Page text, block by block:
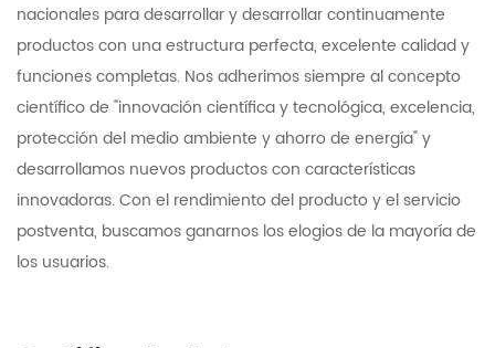
nacionales para desarrollar y desarrollar continuamente
productos con una estructura perfecta, excelente calidad y
funciones completas. Nos adherimos siempre al concepto
científico de "innovación científica y tecnológica, excelencia,
protección del medio ambiente y ahorro de energía" y
desarrollamos nuevos productos con características
innovadoras. Con el rendimiento del producto y el servicio
postventa, buscamos ganarnos los elogios de la mayoría de
los usuarios.